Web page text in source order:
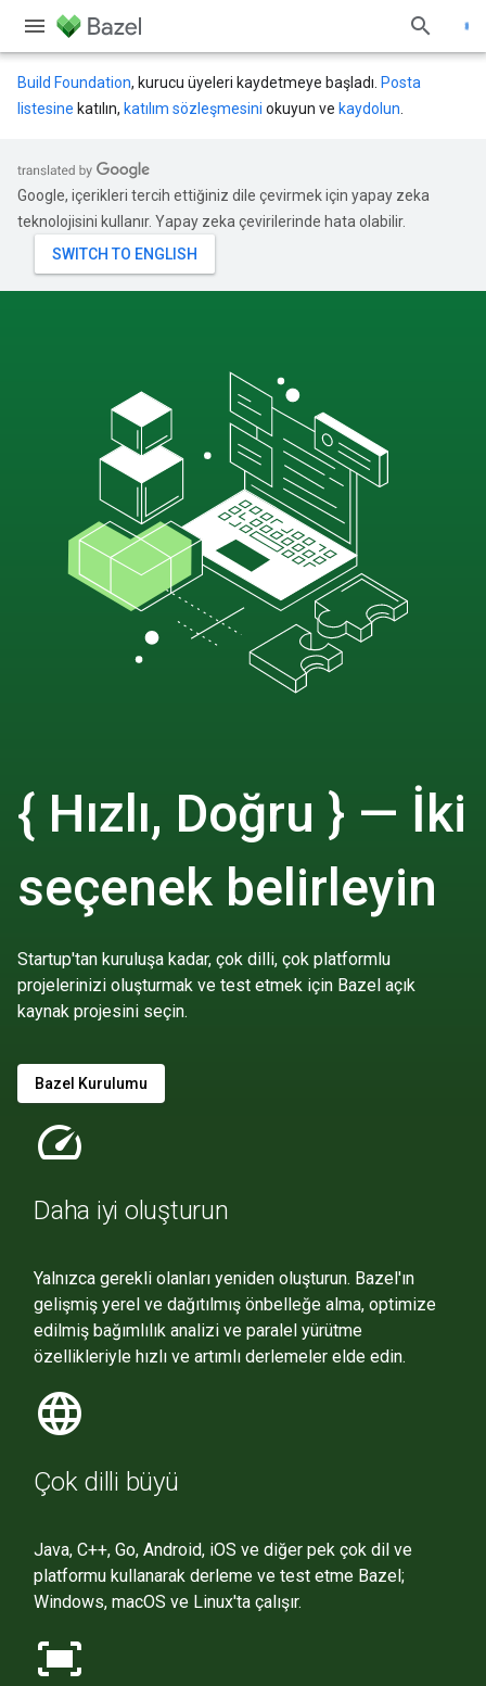
Build Foundation, kurucu üyeleri kaydetmeye başladı. Posta
listesine katılın, katılım sözleşmesini okuyun ve kaydolun
Google, içerikleri tercih ettiğiniz dile çevirmek için yapay zeka
teknolojisini kullanır. Yapay zeka çevirilerinde hata olabilir.
{ Hızlı, Doğru } — İki
seçenek belirleyin
Startup'tan kuruluşa kadar, çok dilli, çok platformlu
projelerinizi oluşturmak ve test etmek için Bazel açık
kaynak projesini seçin.
Bazel Kurulumu
speed
Daha iyi oluşturun
Yalnızca gerekli olanları yeniden oluşturun. Bazel'ın
gelişmiş yerel ve dağıtılmış önbelleğe alma, optimize
edilmiş bağımlılık analizi ve paralel yürütme
özellikleriyle hızlı ve artımlı derlemeler elde edin.
language
Çok dilli büyü
Java, C++, Go, Android, iOS ve diğer pek çok dil ve
platformu kullanarak derleme ve test etme Bazel;
Windows, macOS ve Linux'ta çalışır.
fit_screen